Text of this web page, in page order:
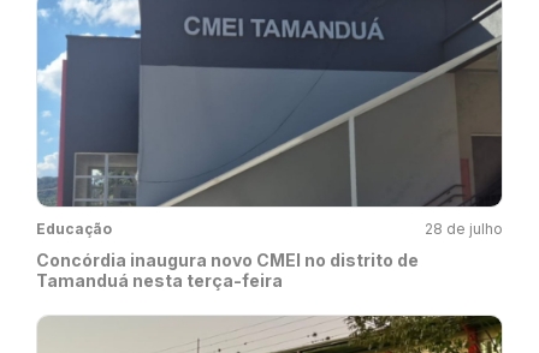
Educação 28 de julho
Concórdia inaugura novo CMEI no distrito de
Tamanduá nesta terça-feira